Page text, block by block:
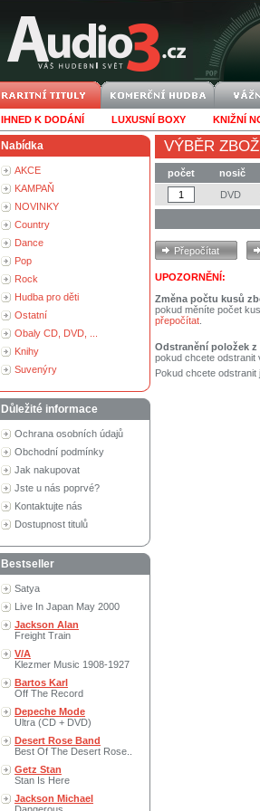
IHNED K DODÁNÍ LUXUSNÍ BOXY KNIŽNÍ
Nabídka
AKCE
KAMPAŇ
NOVINKY
Country
Dance
Pop
Rock
Hudba pro děti
Ostatní
Obaly CD, DVD, ...
Knihy
Suvenýry
Důležité informace
Ochrana osobních údajů
Obchodní podmínky
Jak nakupovat
Jste u nás poprvé?
Kontaktujte nás
Dostupnost titulů
Bestseller
Satya
Live In Japan May 2000
Jackson Alan
Freight Train
V/A
Klezmer Music 1908-1927
Bartos Karl
Off The Record
Depeche Mode
Ultra (CD + DVD)
Desert Rose Band
Best Of The Desert Rose..
Getz Stan
Stan Is Here
Jackson Michael
VÝBĚR
počet nosič
DVD
UPOZORNĚNÍ:
Změna počtu kusů
pokud měníte počet
přepočítat
Odstranění položek z
pokud chcete
Pokud chcete